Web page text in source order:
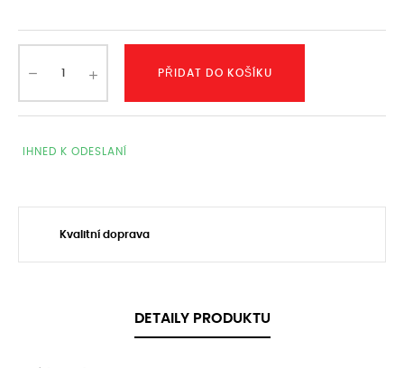
PŘIDAT DO KOŠÍKU
IHNED K ODESLANÍ
Kvalitní doprava
DETAILY PRODUKTU